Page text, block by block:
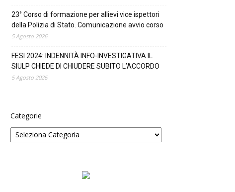
23° Corso di formazione per allievi vice ispettori
della Polizia di Stato. Comunicazione avvio corso
5 Agosto 2026
FESI 2024: INDENNITÀ INFO-INVESTIGATIVA IL
SIULP CHIEDE DI CHIUDERE SUBITO L’ACCORDO
5 Agosto 2026
Categorie